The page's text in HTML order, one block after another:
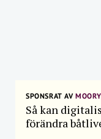
SPONSRAT AVMOORY
Så kan
förändra